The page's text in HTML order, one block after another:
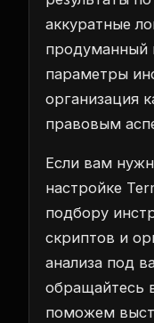
аккуратные
продуманный
параметры
организация
правовым
Если вам
настройке
подбору
скриптов и
анализа под
обращайтесь
поможем